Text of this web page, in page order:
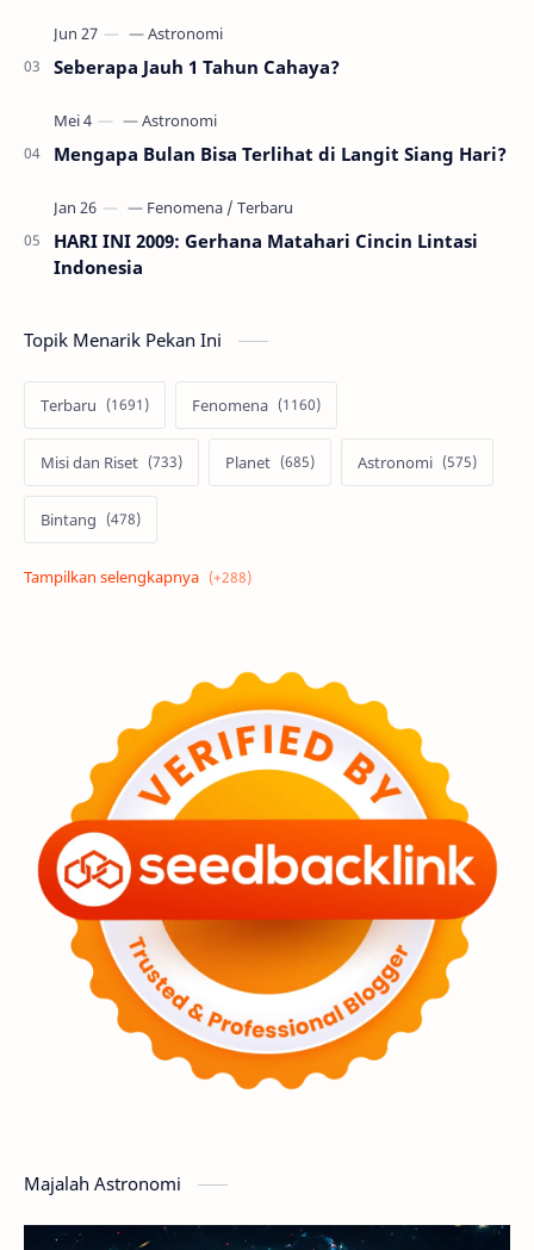
Seberapa Jauh 1 Tahun Cahaya?
Mengapa Bulan Bisa Terlihat di Langit Siang Hari?
HARI INI 2009: Gerhana Matahari Cincin Lintasi
Indonesia
Topik Menarik Pekan Ini
Terbaru Fenomena
Misi dan Riset Planet Astronomi
Bintang
Alam semesta Galaksi
Tata Surya Hype
Asteroid Observasi
Premium Komet Bulan
Penelitian Serba-serbi Satelit
Luar Angkasa Video Aurora
Supernova Nebula Sponsored
Featured Mars
GMT 2016
Majalah Astronomi